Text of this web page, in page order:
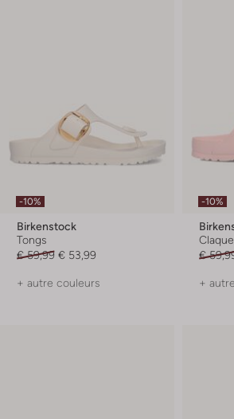
-10%
Birkenstock
Tongs
€ 59,99 € 53,99
+ autre couleurs
-10%
€
+